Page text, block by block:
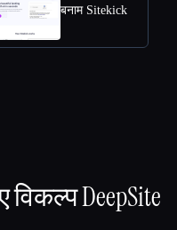
बनाम Sitekick
विकल्पDeepSite